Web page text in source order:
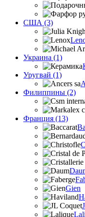
США (3)
Украина (1)
Уругвай (1)
Филиппины (2)
Франция (13)
Gien